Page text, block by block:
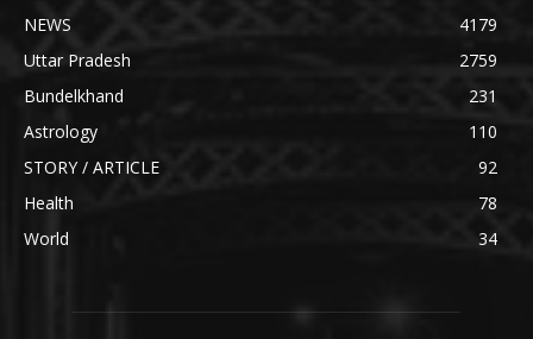
NEWS
4179
Uttar Pradesh
2759
Bundelkhand
231
Astrology
110
STORY / ARTICLE
92
Health
78
World
34